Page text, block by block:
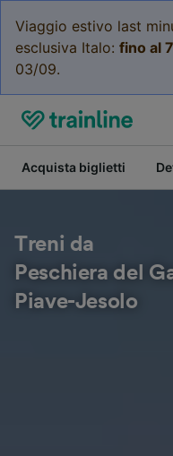
Viaggio estivo last
esclusiva Italo: fino al
03/09.
Acquista biglietti
Treni da
Peschiera del
Piave-Jesolo